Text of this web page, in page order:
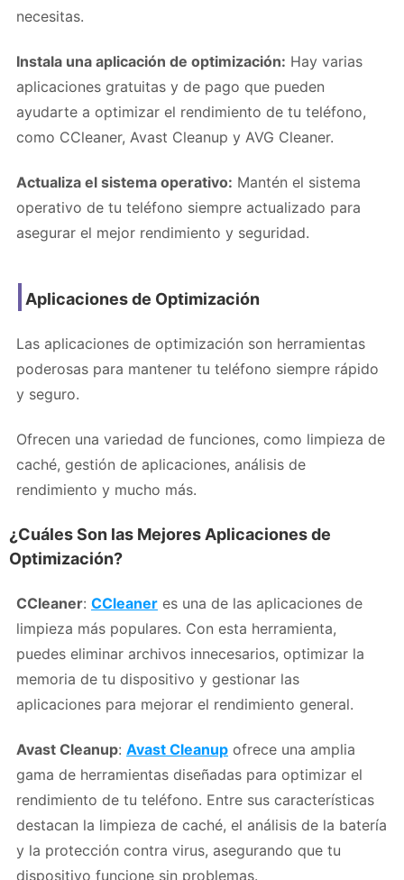
necesitas.
Instala una aplicación de optimización: Hay varias
aplicaciones gratuitas y de pago que pueden
ayudarte a optimizar el rendimiento de tu teléfono,
como CCleaner, Avast Cleanup y AVG Cleaner.
Actualiza el sistema operativo: Mantén el sistema
operativo de tu teléfono siempre actualizado para
asegurar el mejor rendimiento y seguridad.
Aplicaciones de Optimización
Las aplicaciones de optimización son herramientas
poderosas para mantener tu teléfono siempre rápido
y seguro.
Ofrecen una variedad de funciones, como limpieza de
caché, gestión de aplicaciones, análisis de
rendimiento y mucho más.
¿Cuáles Son las Mejores Aplicaciones de
Optimización?
CCleaner: CCleaner es una de las aplicaciones de
limpieza más populares. Con esta herramienta,
puedes eliminar archivos innecesarios, optimizar la
memoria de tu dispositivo y gestionar las
aplicaciones para mejorar el rendimiento general.
Avast Cleanup: Avast Cleanup ofrece una amplia
gama de herramientas diseñadas para optimizar el
rendimiento de tu teléfono. Entre sus características
destacan la limpieza de caché, el análisis de la batería
y la protección contra virus, asegurando que tu
dispositivo funcione sin problemas.